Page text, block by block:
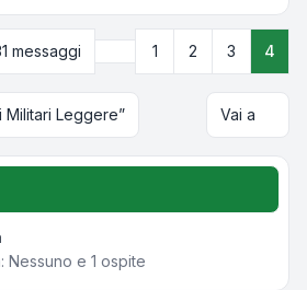
di visualizzazione e ordinamento
messaggi Precedente
1 2 3 4
Militari Leggere” Vai a
Nessuno e 1 ospite